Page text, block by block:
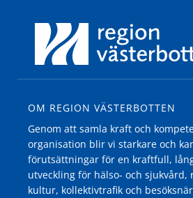
OM REGION VÄSTERBOTTEN
Genom att samla kraft och
organisation blir vi starkare och
förutsättningar för en kraftfull,
utveckling för hälso- och sjukvård,
kultur, kollektivtrafik och